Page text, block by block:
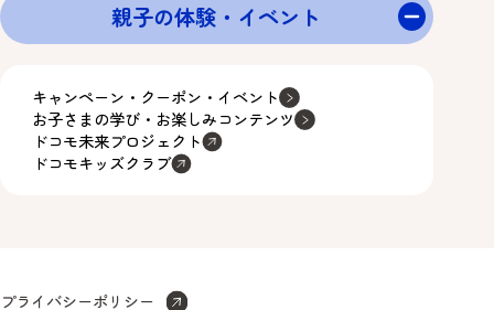
親子の体験・イベント
キャンペーン・クーポン・イベント
お子さまの学び・お楽しみコンテンツ
ドコモ未来プロジェクト
ドコモキッズクラブ
プライバシーポリシー